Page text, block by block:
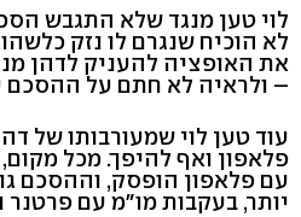
לוי טען מנגד שלא התגבש
לא הוכיח שנגרם לו נזק
את האופציה להעניק לדהן
– ולראיה לא חתם על ההסכם
עוד טען לוי שמעורבותו של
פלאפון ואף להיפך. מכל
עם פלאפון הופסק, וההסכם
יותר, בעקבות מו"מ עם